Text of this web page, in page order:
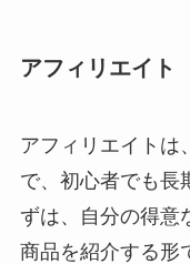
アフィリエイト
アフィリエイトは
で、初心者でも長
ずは、自分の得意
商品を紹介する形